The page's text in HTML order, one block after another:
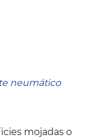
neumático
mojadas o